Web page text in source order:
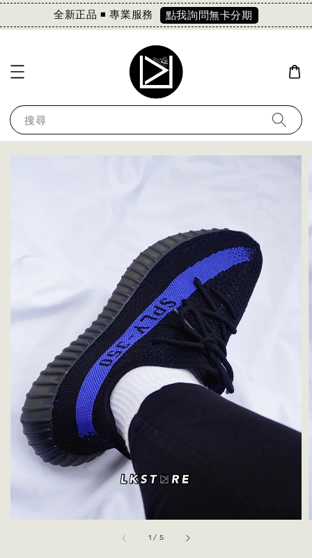
全新正品 ◾️ 專業服務 點我詢問無卡分期
搜尋
1 / 5